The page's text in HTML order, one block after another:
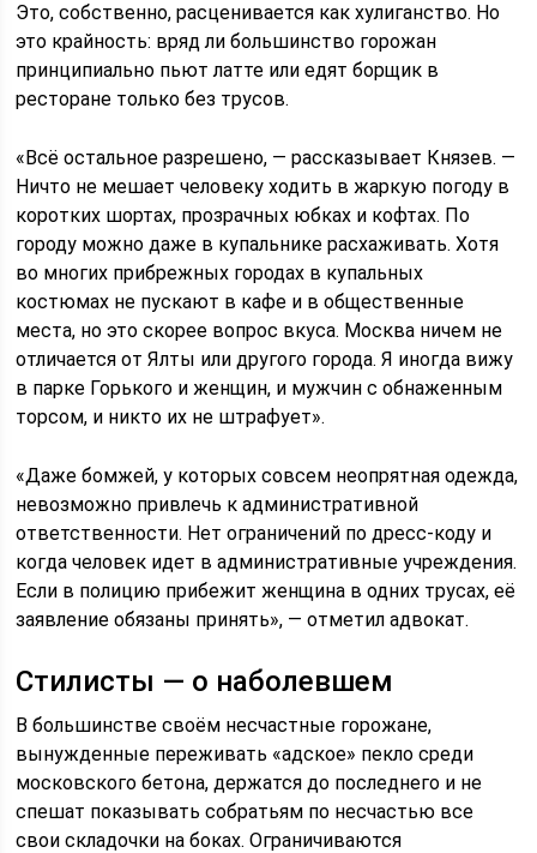
Это, собственно, расценивается как хулиганство. Но
это крайность: вряд ли большинство горожан
принципиально пьют латте или едят борщик в
ресторане только без трусов.
«Всё остальное разрешено, — рассказывает Князев. —
Ничто не мешает человеку ходить в жаркую погоду в
коротких шортах, прозрачных юбках и кофтах. По
городу можно даже в купальнике расхаживать. Хотя
во многих прибрежных городах в купальных
костюмах не пускают в кафе и в общественные
места, но это скорее вопрос вкуса. Москва ничем не
отличается от Ялты или другого города. Я иногда вижу
в парке Горького и женщин, и мужчин с обнаженным
торсом, и никто их не штрафует».
«Даже бомжей, у которых совсем неопрятная одежда,
невозможно привлечь к административной
ответственности. Нет ограничений по дресс-коду и
когда человек идет в административные учреждения.
Если в полицию прибежит женщина в одних трусах, её
заявление обязаны принять», — отметил адвокат.
Стилисты — о наболевшем
В большинстве своём несчастные горожане,
вынужденные переживать «адское» пекло среди
московского бетона, держатся до последнего и не
спешат показывать собратьям по несчастью все
свои складочки на боках. Ограничиваются